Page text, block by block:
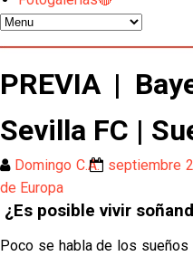
El Tribunal Superior de
cautelar a Isi Palazón
Banquillos confirmados:
Sevilla Femenino para
Celta y Rayo agitan el
Previa | El Sevilla FC
exigente choque ante
El Sevilla pone sus ojos
PREVIA |
Sevilla FC |
Domingo C.A. septiembre
de Europa
¿Es posible vivir
Poco se habla de los